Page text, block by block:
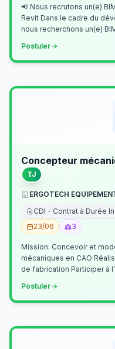
📢 Nous recrutons un(e)
Revit Dans le cadre du développement de nos activités BIM,
nous recherchons un(e)
Postuler
Concepteur
TJ
ERGOTECH
CDI - Contrat à Durée
23/06
3
Mission: Concevoir et
mécaniques en CAO
de fabrication Participer à
Postuler